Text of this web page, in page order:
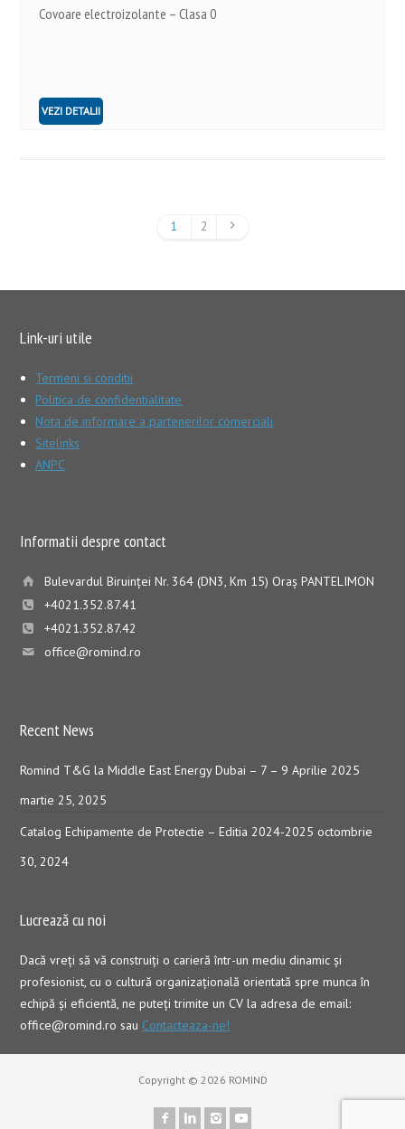
Covoare electroizolante – Clasa 0
VEZI DETALII
1 2
Link-uri utile
Termeni si conditii
Politica de confidentialitate
Nota de informare a partenerilor comerciali
Sitelinks
ANPC
Informatii despre contact
Bulevardul Biruinţei Nr. 364 (DN3, Km 15) Oraş PANTELIMON
+4021.352.87.41
+4021.352.87.42
office@romind.ro
Recent News
Romind T&G la Middle East Energy Dubai – 7 – 9 Aprilie 2025
martie 25, 2025
Catalog Echipamente de Protectie – Editia 2024-2025 octombrie
30, 2024
Lucrează cu noi
Dacă vreţi să vă construiţi o carieră într-un mediu dinamic şi
profesionist, cu o cultură organizaţională orientată spre munca în
echipă şi eficientă, ne puteți trimite un CV la adresa de email:
office@romind.ro sau Contacteaza-ne!
Copyright © 2026 ROMIND